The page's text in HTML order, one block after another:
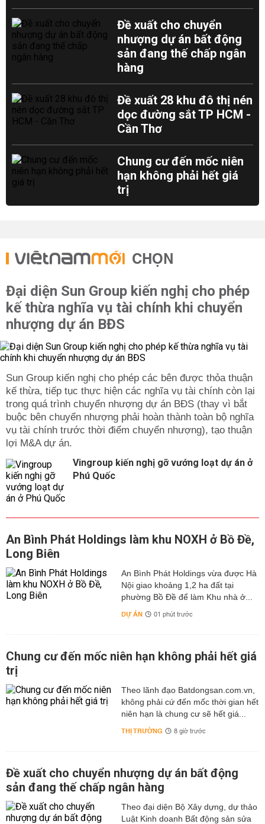
Đề xuất cho chuyển
nhượng dự án bất động
sản đang thế chấp ngân
hàng
Đề xuất 28 khu đô thị nén
dọc đường sắt TP HCM -
Cần Thơ
Chung cư đến mốc niên
hạn không phải hết giá
trị
CHỌN
Đại diện Sun Group kiến nghị cho phép
kế thừa nghĩa vụ tài chính khi chuyển
nhượng dự án BĐS
Sun Group kiến nghị cho phép các bên được thỏa thuận
kế thừa, tiếp tục thực hiện các nghĩa vụ tài chính còn lại
trong quá trình chuyển nhượng dự án BĐS (thay vì bắt
buộc bên chuyển nhượng phải hoàn thành toàn bộ nghĩa
vụ tài chính trước thời điểm chuyển nhượng), tạo thuận
lợi M&A dự án.
Vingroup kiến nghị gỡ vướng loạt dự án ở
Phú Quốc
An Bình Phát Holdings làm khu NOXH ở Bồ Đề,
Long Biên
An Bình Phát Holdings vừa được Hà
Nội giao khoảng 1,2 ha đất tại
phường Bồ Đề để làm Khu nhà ở...
DỰ ÁN 01 phút trước
Chung cư đến mốc niên hạn không phải hết giá
trị
Theo lãnh đạo Batdongsan.com.vn,
không phải cứ đến mốc thời gian hết
niên hạn là chung cư sẽ hết giá...
THỊ TRƯỜNG 8 giờ trước
Đề xuất cho chuyển nhượng dự án bất động
sản đang thế chấp ngân hàng
Theo đại diện Bộ Xây dựng, dự thảo
Luật Kinh doanh Bất động sản sửa